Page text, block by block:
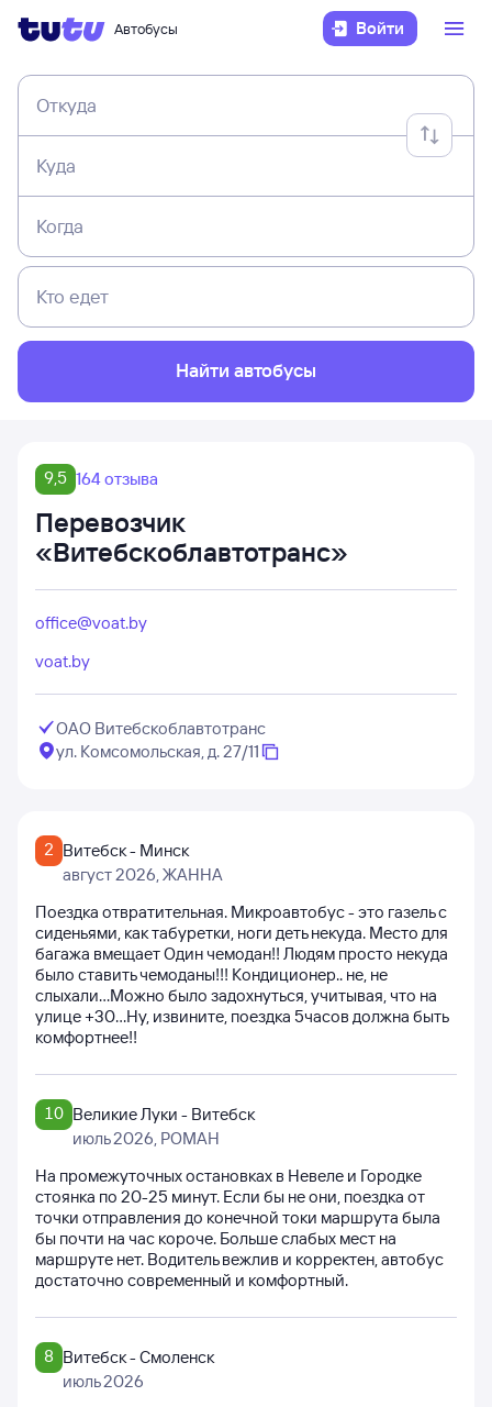
Автобусы Войти
Откуда
Куда
Когда
Кто едет
Найти автобусы
9,5 164 отзыва
Перевозчик
«Витебскоблавтотранс»
office@voat.by
voat.by
ОАО Витебскоблавтотранс
ул. Комсомольская, д. 27/11
2 Витебск - Минск
август 2026, ЖАННА
Поездка отвратительная. Микроавтобус - это газель с
сиденьями, как табуретки, ноги деть некуда. Место для
багажа вмещает Один чемодан!! Людям просто некуда
было ставить чемоданы!!! Кондиционер.. не, не
слыхали...Можно было задохнуться, учитывая, что на
улице +30...Ну, извините, поездка 5часов должна быть
комфортнее!!
10 Великие Луки - Витебск
июль 2026, РОМАН
На промежуточных остановках в Невеле и Городке
стоянка по 20-25 минут. Если бы не они, поездка от
точки отправления до конечной токи маршрута была
бы почти на час короче. Больше слабых мест на
маршруте нет. Водитель вежлив и корректен, автобус
достаточно современный и комфортный.
8 Витебск - Смоленск
июль 2026